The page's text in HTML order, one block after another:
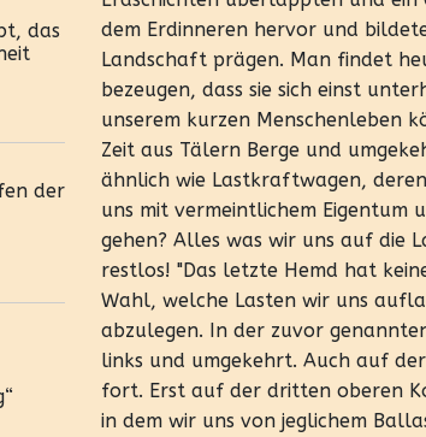
das
der
dem Erdinneren hervor und
Landschaft prägen. Man findet
bezeugen, dass sie sich einst
unserem kurzen Menschenleben
Zeit aus Tälern Berge und
ähnlich wie Lastkraftwagen,
uns mit vermeintlichem Eigentum
gehen? Alles was wir uns auf die
restlos! "Das letzte Hemd hat
Wahl, welche Lasten wir uns
abzulegen. In der zuvor
links und umgekehrt. Auch auf
fort. Erst auf der dritten oberen
in dem wir uns von jeglichem